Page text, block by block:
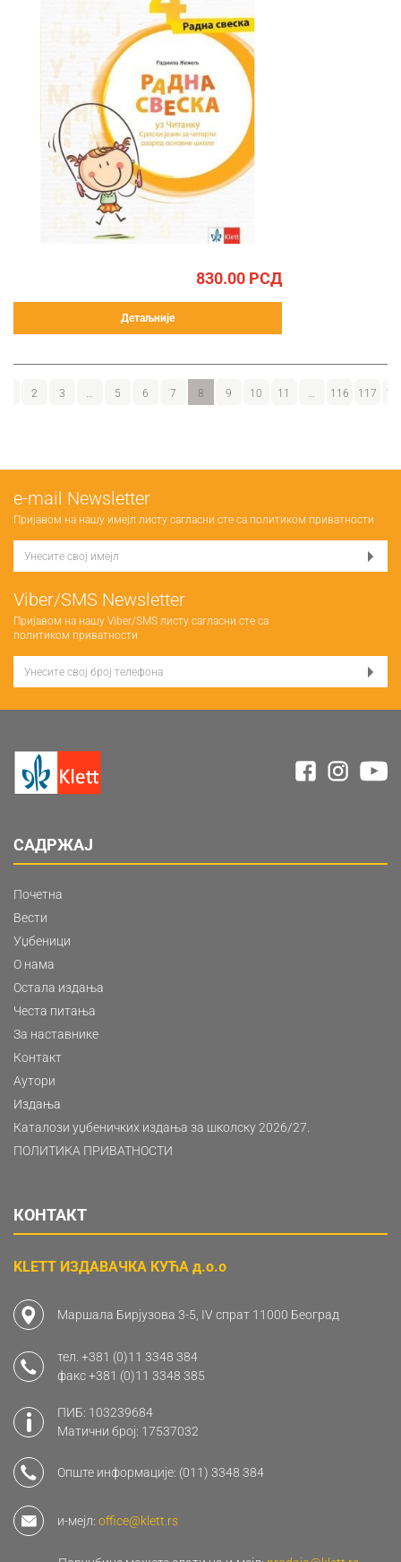
830.00 РСД
Детаљније
2 3 5 6 7 8 9 10 11 116 117
е-mail Newsletter
Пријавом на нашу имејл листу сагласни сте са политиком приватности
Viber/SMS Newsletter
Пријавом на нашу Viber/SMS листу сагласни сте са
политиком приватности
САДРЖАЈ
Почетна
Вести
Уџбеници
О нама
Остала издања
Честа питања
За наставнике
Контакт
Аутори
Издања
Каталози уџбеничких издања за школску 2026/27.
ПОЛИТИКА ПРИВАТНОСТИ
КОНТАКТ
KLETT ИЗДАВАЧКА КУЋА д.о.о
Маршала Бирјузова 3-5, IV спрат 11000 Београд
тел. +381 (0)11 3348 384
факс+381 (0)11 3348 385
ПИБ: 103239684
Матични број: 17537032
Опште информације: (011) 3348 384
и-мејл: office@klett.rs